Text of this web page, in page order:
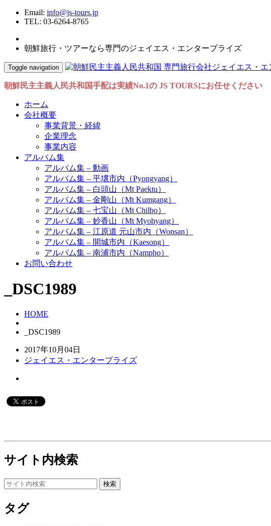
Email: info@js-tours.jp
TEL: 03-6264-8765
朝鮮旅行・ツアーなら専門のジェイエス・エンタープライズ
Toggle navigation
朝鮮民主主義人民共和国手配は実績No.1の JS TOURSにお任せください
ホーム
会社概要
事業背景・経緯
企業理念
事業内容
アルバム集
アルバム集 – 動画
アルバム集 – 平壌市内（Pyongyang）
アルバム集 – 白頭山（Mt Paektu）
アルバム集 – 金剛山（Mt Kumgang）
アルバム集 – 七宝山（Mt Chilbo）
アルバム集 – 妙香山（Mt Myohyang）
アルバム集 – 江原道 元山市内（Wonsan）
アルバム集 – 開城市内（Kaesong）
アルバム集 – 南浦市内（Nampho）
お問い合わせ
_DSC1989
HOME
_DSC1989
2017年10月04日
ジェイエス・エンタープライズ
サイト内検索
タグ